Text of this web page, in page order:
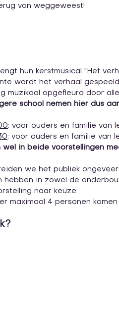
van weggeweest!
hun kerstmusical "Het
wordt het verhaal
muzikaal opgefleurd door
school nemen hier dus
: voor ouders en familie van
: voor ouders en familie van
wel in beide voorstellingen
we het publiek
hebben in zowel de
naar keuze.
maximaal 4 personen komen